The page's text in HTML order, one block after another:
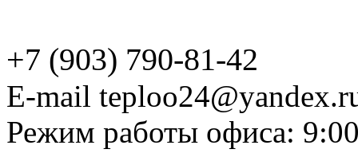
+7 (903) 790-81-42
E-mail
Режим работы офиса: